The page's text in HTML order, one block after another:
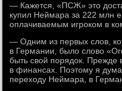
— Кажется, «ПСЖ» это
купил Неймара за 222 млн
оплачиваемым игроком в
— Одним из первых слов,
в Германии, было слово
быть свой порядок. Прежде
в финансах. Поэтому я
переходу Неймара, в